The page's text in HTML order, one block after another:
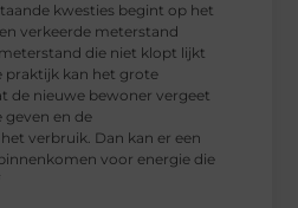
kwesties begint op het
verkeerde meterstand
die niet klopt lijkt
praktijk kan het grote
de nieuwe bewoner vergeet
en de
verbruik. Dan kan er een
voor energie die